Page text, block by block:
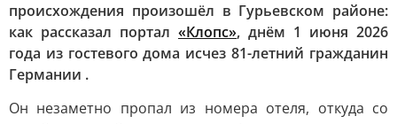
происхождения произошёл в Гурьевском районе:
как рассказал портал «Клопс», днём 1 июня 2026
года из гостевого дома исчез 81-летний гражданин
Германии .
Он незаметно пропал из номера отеля, откуда со